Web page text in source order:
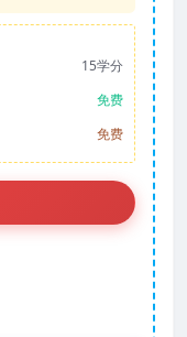
15学分
免费
免费